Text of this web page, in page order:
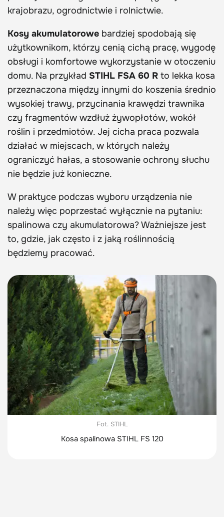
krajobrazu, ogrodnictwie i rolnictwie.
Kosy akumulatorowe bardziej spodobają się
użytkownikom, którzy cenią cichą pracę, wygodę
obsługi i komfortowe wykorzystanie w otoczeniu
domu. Na przykład STIHL FSA 60 R to lekka kosa
przeznaczona między innymi do koszenia średnio
wysokiej trawy, przycinania krawędzi trawnika
czy fragmentów wzdłuż żywopłotów, wokół
roślin i przedmiotów. Jej cicha praca pozwala
działać w miejscach, w których należy
ograniczyć hałas, a stosowanie ochrony słuchu
nie będzie już konieczne.
W praktyce podczas wyboru urządzenia nie
należy więc poprzestać wyłącznie na pytaniu:
spalinowa czy akumulatorowa? Ważniejsze jest
to, gdzie, jak często i z jaką roślinnością
będziemy pracować.
Fot. STIHL
Kosa spalinowa STIHL FS 120